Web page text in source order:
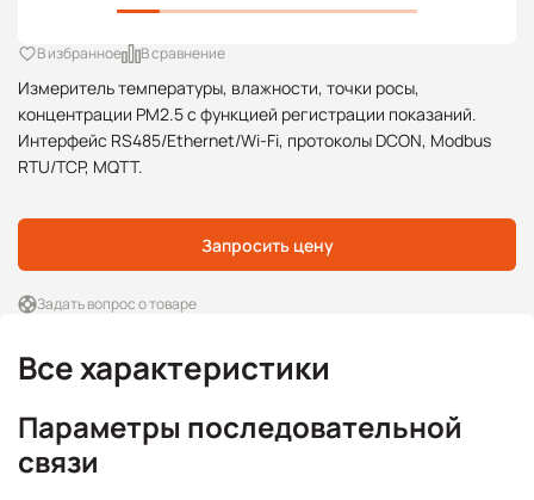
Измеритель температуры, влажности, точки росы,
концентрации PM2.5 с функцией регистрации показаний.
Интерфейс RS485/Ethernet/Wi-Fi, протоколы DCON, Modbus
RTU/TCP, MQTT.
В избранное В сравнение
Запросить цену
Задать вопрос о товаре
Все характеристики
Параметры последовательной
связи